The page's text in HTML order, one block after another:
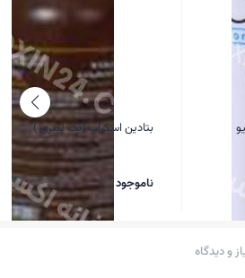
بتادین اسکراب (یک لیتری )
ناموجود
و دیدگاه